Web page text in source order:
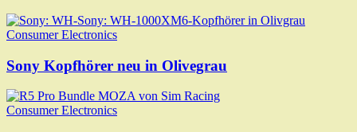
Consumer Electronics
Sony Kopfhörer neu in Olivegrau
Consumer Electronics